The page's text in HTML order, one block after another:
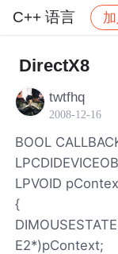
C++ 语言
社区 C++ 语言
DirectX8
twtfhq
2008-12-16
BOOL
LPVOID
{
E2*)pContext;